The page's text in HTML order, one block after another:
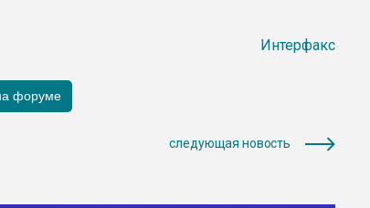
Интерфакс
следующая новость